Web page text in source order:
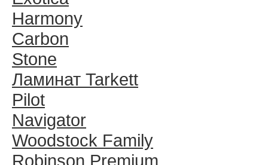
Harmony
Carbon
Stone
Ламинат Tarkett
Pilot
Navigator
Woodstock Family
Robinson Premium